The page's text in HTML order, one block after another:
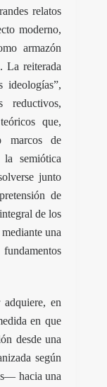
relatos
moderno,
armazón
La reiterada
ideologías”,
reductivos,
que,
marcos de
semiótica
junto
de
de los
una
en
en que
desde una
según
hacia una